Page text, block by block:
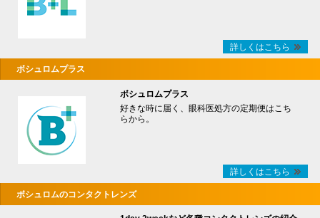
詳しくはこちら
ボシュロムプラス
ボシュロムプラス
好きな時に届く、眼科医処方の定期便はこち
らから。
詳しくはこちら
ボシュロムのコンタクトレンズ